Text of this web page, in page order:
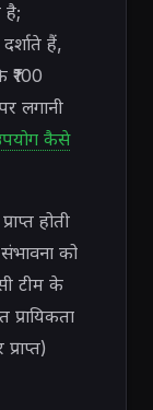
है;
हैं,
लगानी
कैसे
होती
को
टीम के